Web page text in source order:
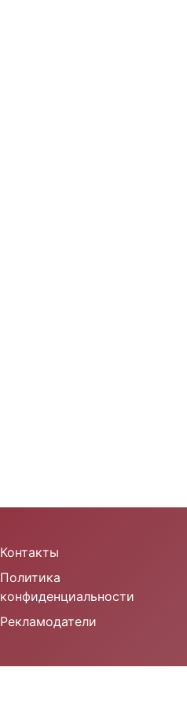
Контакты
Политика
конфиденциальности
Рекламодатели